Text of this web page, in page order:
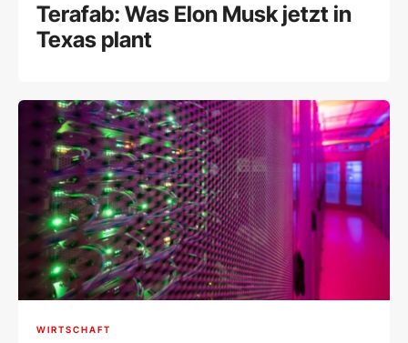
Terafab: Was Elon Musk jetzt in
Texas plant
WIRTSCHAFT